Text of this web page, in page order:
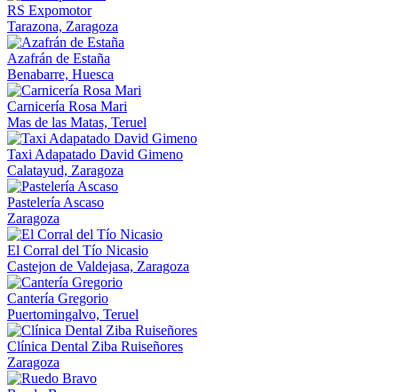
RS Expomotor
Tarazona, Zaragoza
Azafrán de Estaña
Benabarre, Huesca
Carnicería Rosa Mari
Mas de las Matas, Teruel
Taxi Adapatado David Gimeno
Calatayud, Zaragoza
Pastelería Ascaso
Zaragoza
El Corral del Tío Nicasio
Castejon de Valdejasa, Zaragoza
Cantería Gregorio
Puertomingalvo, Teruel
Clínica Dental Ziba Ruiseñores
Zaragoza